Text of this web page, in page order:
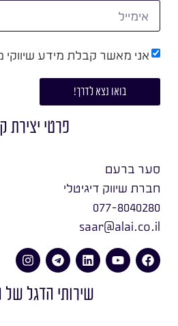
אני מאשר קבלת מידע
בואו נצא לדרך!
פרטי יצירת
סער ברעם
חברת שיווק דיגיטלי
077-8040280
saar@alai.co.il
שירותי הדגל של